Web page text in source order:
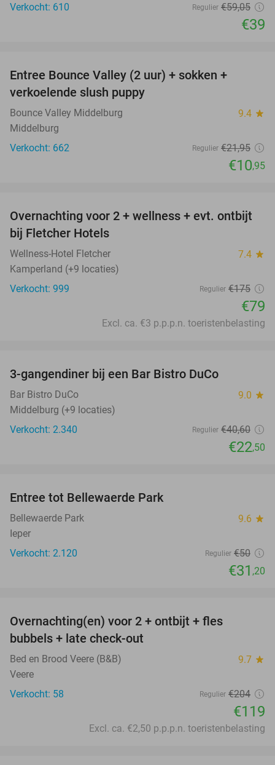
Verkocht: 610
Regulier €59,05
€39
Entree Bounce Valley (2 uur) + sokken +
verkoelende slush puppy
Bounce Valley Middelburg 9.4 star
Middelburg
Verkocht: 662
Regulier €21,95
€10,95
55%
Overnachting voor 2 + wellness + evt. ontbijt
bij Fletcher Hotels
Wellness-Hotel Fletcher 7.4 star
Kamperland (+9 locaties)
Verkocht: 999
Regulier €175
€79
Excl. ca. €3 p.p.p.n. toeristenbelasting
3-gangendiner bij een Bar Bistro DuCo
Bar Bistro DuCo 9.0 star
Middelburg (+9 locaties)
Verkocht: 2.340
Regulier €40,60
€22,50
Entree tot Bellewaerde Park
Bellewaerde Park 9.6 star
Ieper
Verkocht: 2.120
Regulier €50
€31 ,20
Overnachting(en) voor 2 + ontbijt + fles
bubbels + late check-out
Bed en Brood Veere (B&B) 9.7 star
Veere
Verkocht: 58
Regulier €204
€119
Excl. ca. €2,50 p.p.p.n. toeristenbelasting